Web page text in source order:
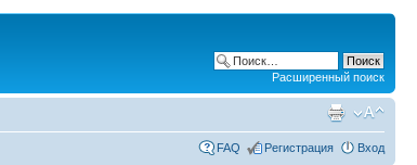
Расширенный поиск
FAQ Регистрация Вход